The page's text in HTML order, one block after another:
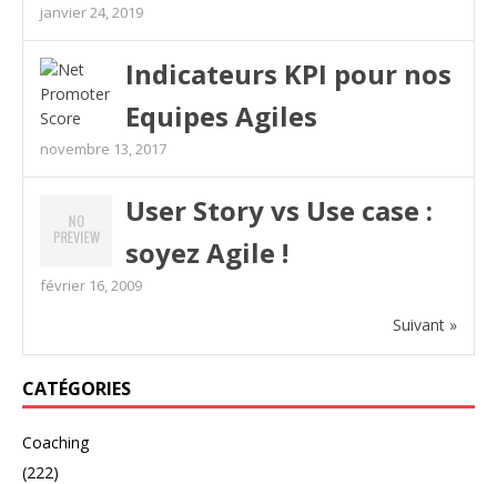
janvier 24, 2019
Indicateurs KPI pour nos
Equipes Agiles
novembre 13, 2017
User Story vs Use case :
soyez Agile !
février 16, 2009
Suivant »
CATÉGORIES
Coaching
(222)